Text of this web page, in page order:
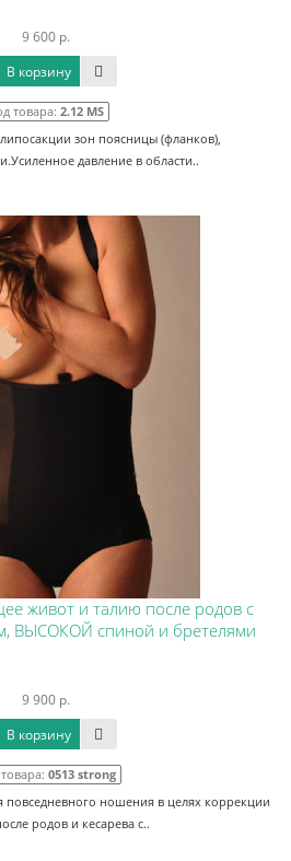
9 600 р.
В корзину
товара: 2.12 MS
зон поясницы (фланков),
давление в области..
живот и талию после родов c
ВЫСОКОЙ спиной и бретелями
9 900 р.
В корзину
0513 strong
повседневного ношения в целях коррекции
родов и кесарева с..